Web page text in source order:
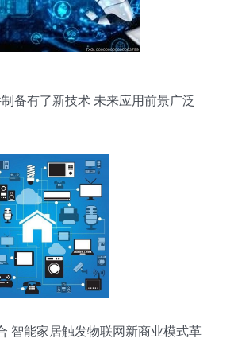
备有了新技术 未来应用前景广泛
智能家居触发物联网新商业模式革